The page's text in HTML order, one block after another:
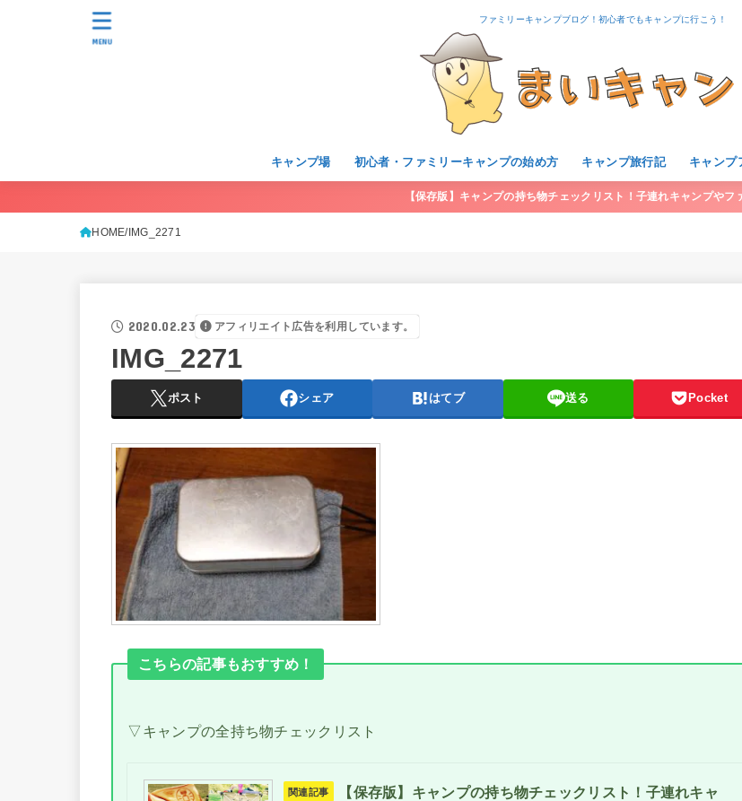
ファミリーキャンプブログ！初心者でもキャンプに行こう！
キャンプ場 初心者・ファミリーキャンプの始め方 キャンプ旅行記 キャンプ
MENU
【保存版】キャンプの持ち物チェックリスト！子連れキャンプやフ
HOME IMG_2271
2020.02.23 アフィリエイト広告を利用しています。
IMG_2271
ポスト シェア はてブ 送る Pocket
こちらの記事もおすすめ！
▽キャンプの全持ち物チェックリスト
関連記事
【保存版】キャンプの持ち物チェックリスト！子連れキャ